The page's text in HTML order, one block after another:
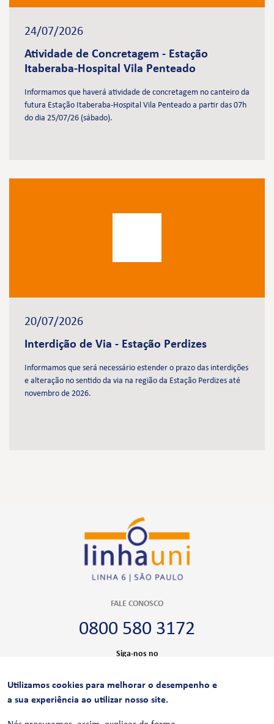
24/07/2026
Atividade de Concretagem - Estação
Itaberaba-Hospital Vila Penteado
Informamos que haverá atividade de concretagem no canteiro da
futura Estação Itaberaba-Hospital Vila Penteado a partir das 07h
do dia 25/07/26 (sábado).
20/07/2026
Interdição de Via - Estação Perdizes
Informamos que será necessário estender o prazo das interdições
e alteração no sentido da via na região da Estação Perdizes até
novembro de 2026.
FALE CONOSCO
0800 580 3172
Siga-nos no
CERTIFICAÇÕES
Utilizamos cookies para melhorar o desempenho e
a sua experiência ao utilizar nosso site.